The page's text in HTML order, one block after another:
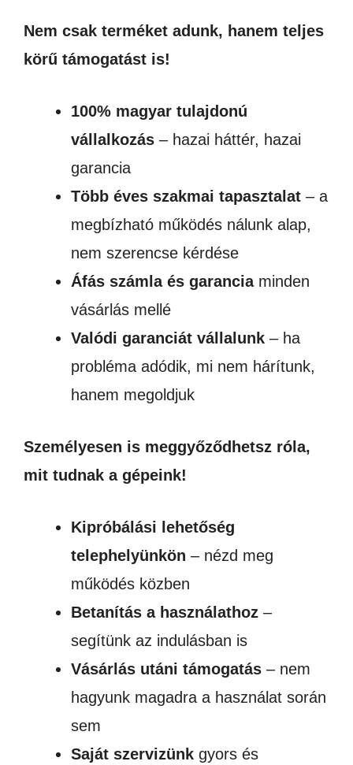
Nem csak terméket adunk, hanem teljes
körű támogatást is!
100% magyar tulajdonú
vállalkozás – hazai háttér, hazai
garancia
Több éves szakmai tapasztalat – a
megbízható működés nálunk alap,
nem szerencse kérdése
Áfás számla és garancia minden
vásárlás mellé
Valódi garanciát vállalunk – ha
probléma adódik, mi nem hárítunk,
hanem megoldjuk
Személyesen is meggyőződhetsz róla,
mit tudnak a gépeink!
Kipróbálási lehetőség
telephelyünkön – nézd meg
működés közben
Betanítás a használathoz –
segítünk az indulásban is
Vásárlás utáni támogatás – nem
hagyunk magadra a használat során
sem
Saját szervizünk gyors és